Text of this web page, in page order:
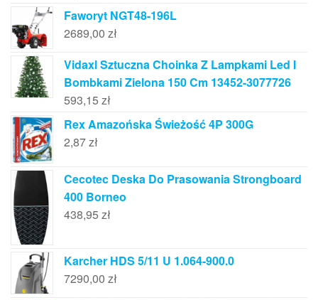
Faworyt NGT48-196L
2689,00 zł
Vidaxl Sztuczna Choinka Z Lampkami Led I
Bombkami Zielona 150 Cm 13452-3077726
593,15 zł
Rex Amazońska Świeżość 4P 300G
2,87zł
Cecotec Deska Do Prasowania Strongboard
400 Borneo
438,95 zł
Karcher HDS 5/11 U 1.064-900.0
7290,00 zł